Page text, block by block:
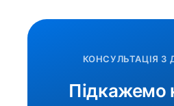
КОНСУЛЬТАЦІЯ З
Підкажемо